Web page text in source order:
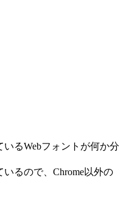
るWebフォントが何か分
るので、Chrome以外の